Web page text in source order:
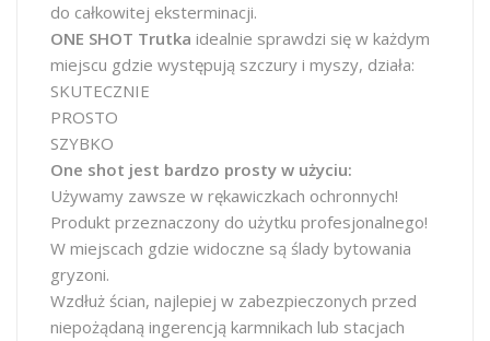
do całkowitej eksterminacji.
ONE SHOT Trutka idealnie sprawdzi się w każdym
miejscu gdzie występują szczury i myszy, działa:
SKUTECZNIE
PROSTO
SZYBKO
One shot jest bardzo prosty w użyciu:
Używamy zawsze w rękawiczkach ochronnych!
Produkt przeznaczony do użytku profesjonalnego!
W miejscach gdzie widoczne są ślady bytowania
gryzoni.
Wzdłuż ścian, najlepiej w zabezpieczonych przed
niepożądaną ingerencją karmnikach lub stacjach